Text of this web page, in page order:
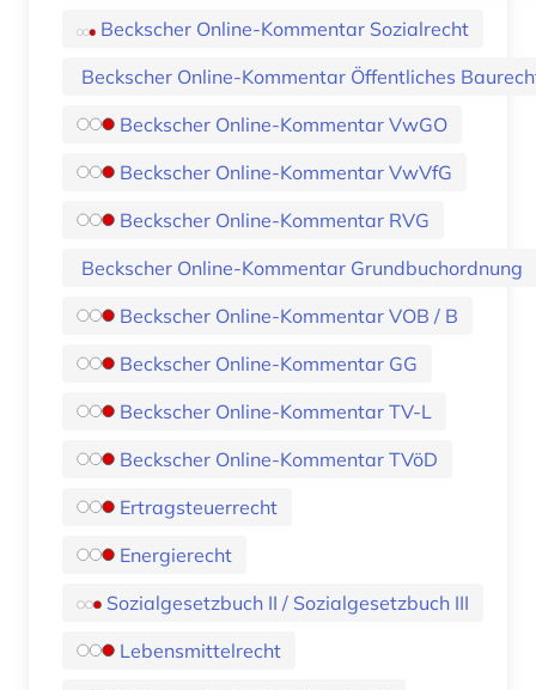
Beckscher Online-Kommentar Sozialrecht
Beckscher Online-Kommentar Öffentliches
Beckscher Online-Kommentar VwGO
Beckscher Online-Kommentar VwVfG
Beckscher Online-Kommentar RVG
Beckscher Online-Kommentar Grundbuchordnung
Beckscher Online-Kommentar VOB / B
Beckscher Online-Kommentar GG
Beckscher Online-Kommentar TV-L
Beckscher Online-Kommentar TVöD
Ertragsteuerrecht
Energierecht
Sozialgesetzbuch II / Sozialgesetzbuch III
Lebensmittelrecht